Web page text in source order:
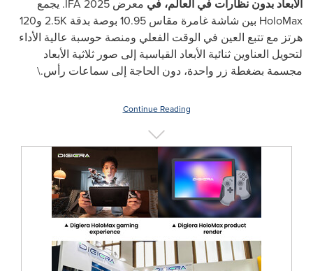
الأبعاد بدون نظارات في العالم، في معرض IFA 2025. يجمع
HoloMax بين شاشة غامرة مقاس 10.95 بوصة بدقة 2.5K و120
هرتز مع تتبع العين في الوقت الفعلي ومنصة حوسبة عالية الأداء
لتحويل العناوين ثنائية الأبعاد القياسية إلى صور ثلاثية الأبعاد
مجسمة بضغطة زر واحدة، دون الحاجة إلى سماعات رأس.\
Continue Reading